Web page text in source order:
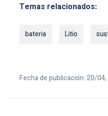
Temas relacionados:
bateria Litio
Fecha de publicación: 20/04,